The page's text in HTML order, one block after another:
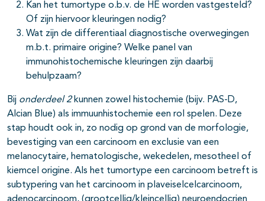
Kan het tumortype o.b.v. de HE worden vastgesteld?
Of zijn hiervoor kleuringen nodig?
Wat zijn de differentiaal diagnostische overwegingen
m.b.t. primaire origine? Welke panel van
immunohistochemische kleuringen zijn daarbij
behulpzaam?
Bij onderdeel 2kunnen zowel histochemie (bijv. PAS-D,
Alcian Blue) als immuunhistochemie een rol spelen. Deze
stap houdt ook in, zo nodig op grond van de morfologie,
bevestiging van een carcinoom en exclusie van een
melanocytaire, hematologische, wekedelen, mesotheel of
kiemcel origine. Als het tumortype een carcinoom betreft is
subtypering van het carcinoom in plaveiselcelcarcinoom,